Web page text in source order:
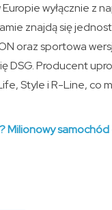
wyłącznie z
znajdą się
oraz sportowa
DSG. Producent
Style i R-Line, co
Milionowy